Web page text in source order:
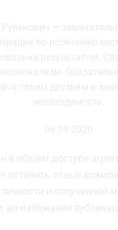
—
по иссечению
результатом.
своим друзьям и
необходимость.
06.09.2020
в общем доступе
оставить отзыв
и полученной
во избежании